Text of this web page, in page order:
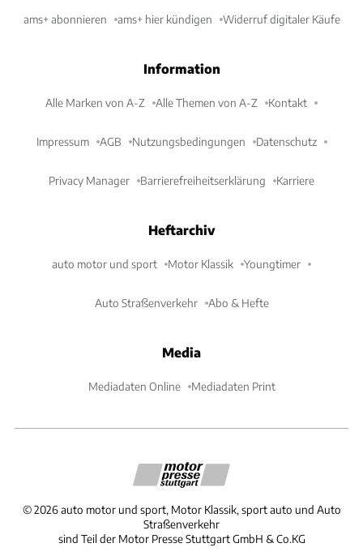
ams+ abonnieren ams+ hier kündigen Widerruf digitaler Käufe
Information
Alle Marken von A-Z Alle Themen von A-Z Kontakt
Impressum AGB Nutzungsbedingungen Datenschutz
Privacy Manager Barrierefreiheitserklärung Karriere
Heftarchiv
auto motor und sport Motor Klassik Youngtimer
Auto Straßenverkehr Abo & Hefte
Media
Mediadaten Online Mediadaten Print
©2026 auto motor und sport, Motor Klassik, sport auto und Auto
Straßenverkehr
sind Teil der Motor Presse Stuttgart GmbH & Co.KG